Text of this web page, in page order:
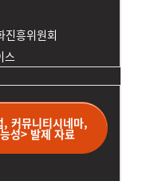
진흥위원회
스
커뮤니티시네마,
성> 발제 자료